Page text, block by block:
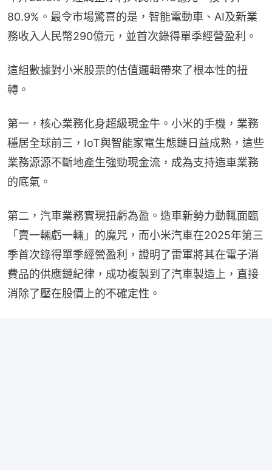
80.9%。最令市場驚喜的是，智能電動車、AI及新業
務收入人民幣290億元，並首次錄得單季經營盈利。
這組數據對小米股票的估值邏輯帶來了根本性的扭
轉。
第一，核心業務化身超級現金牛。小米的手機，業務
穩居全球前三，IoT與智能家電生態鏈日益成熟，這些
業務源源不斷地產生強勁現金流，成為支持造車業務
的底氣。
第二，汽車業務實現扭虧為盈。造車新勢力動輒面臨
「賣一輛虧一輛」的魔咒，而小米汽車在2025年第三
季首次錄得單季經營盈利，證明了雷軍將其在電子消
費品的供應鏈紀律，成功複製到了汽車製造上，直接
消除了壓在股價上的不確定性。